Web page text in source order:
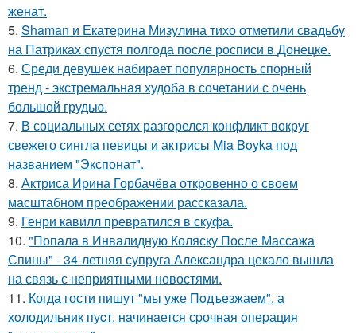
женат.
5. Shaman и Екатерина Мизулина тихо отметили свадьбу
на Патриках спустя полгода после росписи в Донецке.
6. Среди девушек набирает популярность спорный
тренд - экстремальная худоба в сочетании с очень
большой грудью.
7. В социальных сетях разгорелся конфликт вокруг
свежего сингла певицы и актрисы Mia Boyka под
названием "Экспонат".
8. Актриса Ирина Горбачёва откровенно о своем
масштабном преображении рассказала.
9. Генри кавилл превратился в скуфа.
10. "Попала в Инвалидную Коляску После Массажа
Спины" - 34-летняя супруга Александра цекало вышла
на связь с неприятными новостями.
11. Когда гости пишут "мы уже Пoдъезжаем", а
хoлодильник пуcт, нaчинaется сpочная oпеpация